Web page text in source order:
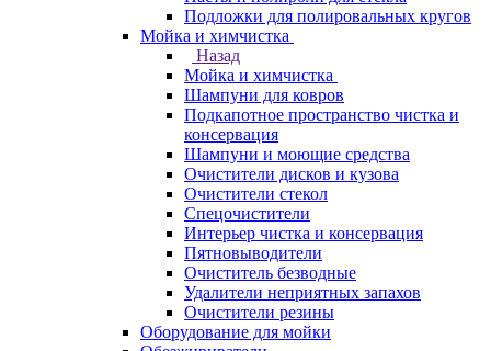
Подложки для полировальных кругов
Мойка и химчистка
Назад
Мойка и химчистка
Шампуни для ковров
Подкапотное пространство чистка и
консервация
Шампуни и моющие средства
Очистители дисков и кузова
Очистители стекол
Спецочистители
Интерьер чистка и консервация
Пятновыводители
Очиститель безводные
Удалители неприятных запахов
Очистители резины
Оборудование для мойки